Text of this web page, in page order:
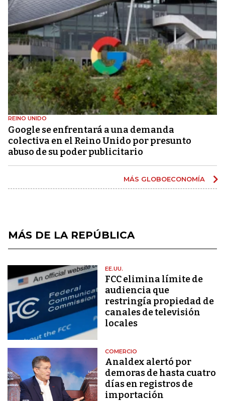
REINO UNIDO
Google se enfrentará a una demanda
colectiva en el Reino Unido por presunto
abuso de su poder publicitario
MÁS GLOBOECONOMÍA
MÁS DE LA REPÚBLICA
EE.UU.
FCC elimina límite de
audiencia que
restringía propiedad de
canales de televisión
locales
COMERCIO
Analdex alertó por
demoras de hasta cuatro
días en registros de
importación